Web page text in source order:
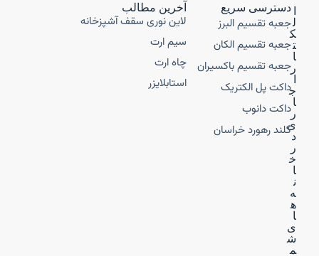
ل
ک
ت
ا
ر
ج
ا
ر
ی
د
ر
خ
ا
ن
ه‌
ه
ا
ی
ش
م
دسترسی سریع
جعبه تقسیم البرز
جعبه تقسیم الکان
جعبه تقسیم باکسیران
داکت پل الکتریک
داکت دانوب
گلند رهورد خراسان
آخرین مطالب
لاین نوری سقف آشپزخانه
سیم ارت
چاه ارت
استابلایزر